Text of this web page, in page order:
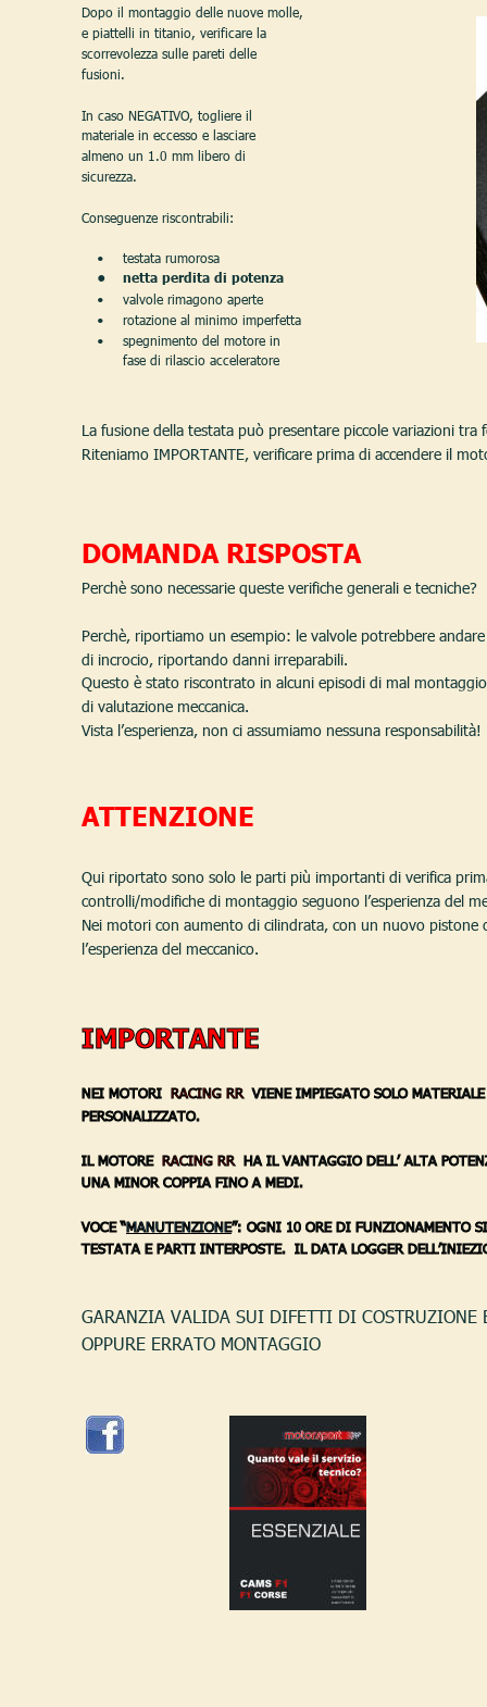
Dopo il montaggio delle nuove molle,
e piattelli in titanio, verificare la
scorrevolezza sulle pareti delle
fusioni.
In caso NEGATIVO, togliere il
materiale in eccesso e lasciare
almeno un 1.0 mm libero di
sicurezza.
Conseguenze riscontrabili:
• testata rumorosa
• netta perdita di potenza
• valvole rimagono aperte
• rotazione al minimo imperfetta
•
spegnimento del motore in
      fase di rilascio acceleratore
La fusione della testata può presentare piccole variazioni
Riteniamo IMPORTANTE, verificare prima di accendere il
DOMANDA RISPOSTA
Perchè sono necessarie queste verifiche generali e tecniche?
Perchè, riportiamo un esempio: le valvole potrebbere
di incrocio, riportando danni irreparabili.
Questo è stato riscontrato in alcuni episodi di mal
di valutazione meccanica.
Vista l’esperienza, non ci assumiamo nessuna responsabilità!
ATTENZIONE
Qui riportato sono solo le parti più importanti di verifica
controlli/modifiche di montaggio seguono l’esperienza del
Nei motori con aumento di cilindrata, con un nuovo
l’esperienza del meccanico.
IMPORTANTE
NEI MOTORI RACING RR
VIENE IMPIEGATO SOLO
PERSONALIZZATO.
IL MOTORE RACING RR
HA IL VANTAGGIO DELL’ ALTA
UNA MINOR COPPIA FINO A MEDI.
VOCE “MANUTENZIONE”: OGNI 10 ORE DI FUNZIONAMENTO
TESTATA E PARTI INTERPOSTE.  IL DATA LOGGER
GARANZIA VALIDA SUI DIFETTI DI COSTRUZIONE
OPPURE ERRATO MONTAGGIO